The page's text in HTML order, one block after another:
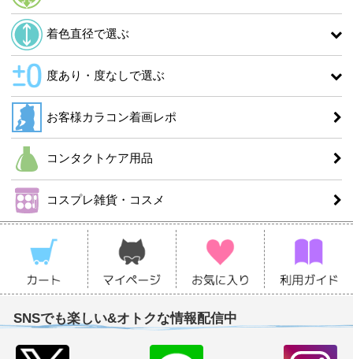
着色直径で選ぶ
度あり・度なしで選ぶ
お客様カラコン着画レポ
コンタクトケア用品
コスプレ雑貨・コスメ
SNSでも楽しい&オトクな情報配信中